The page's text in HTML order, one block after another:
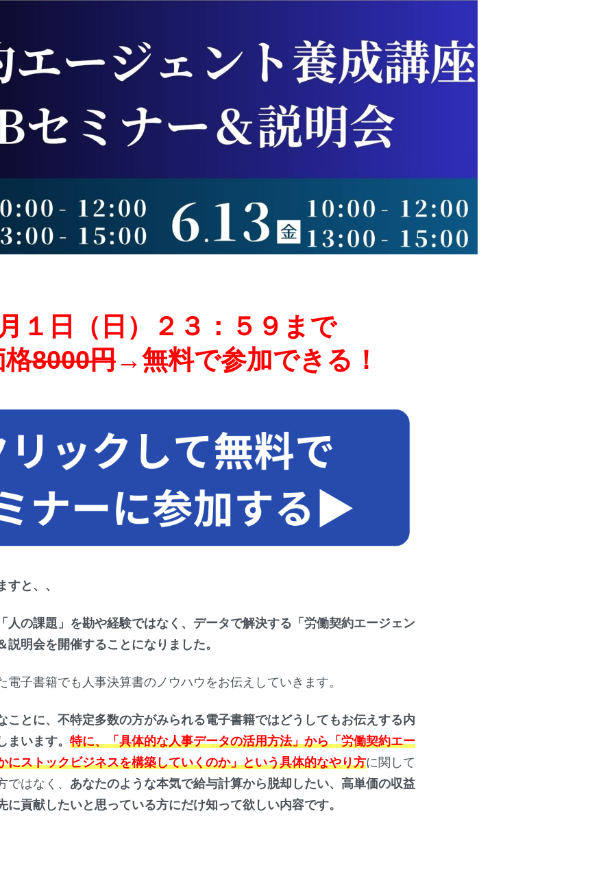
１日（日）２３：５９まで
格8000円→無料で参加できる！
と、、
人の課題」を勘や経験ではなく、データで解決する「労働契約エージェン
説明会を開催することになりました。
電子書籍でも人事決算書のノウハウをお伝えしていきます。
ことに、不特定多数の方がみられる電子書籍ではどうしてもお伝えする内
います。 特に、「具体的な人事データの活用方法」から「労働契約エー
にストックビジネスを構築していくのか」という具体的なやり方に関して
はなく、 あなたのような本気で給与計算から脱却したい、高単価の収益
に貢献したいと思っている方にだけ知って欲しい内容です。